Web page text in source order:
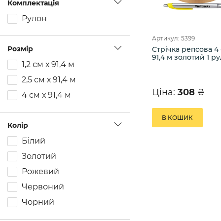
Комплектація
Рулон
Розмір
1,2 см х 91,4 м
2,5 см х 91,4 м
4 см х 91,4 м
Колір
Білий
Золотий
Рожевий
Червоний
Чорний
Артикул: 5399
Стрічка репсова 4
91,4 м золотий 1
Ціна: 308 ₴
В КОШИК